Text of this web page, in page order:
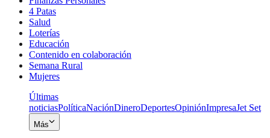
4 Patas
Salud
Loterías
Educación
Contenido en colaboración
Semana Rural
Mujeres
Últimas
noticiasPolíticaNaciónDineroDeportesOpiniónImpresaJet Set
Más